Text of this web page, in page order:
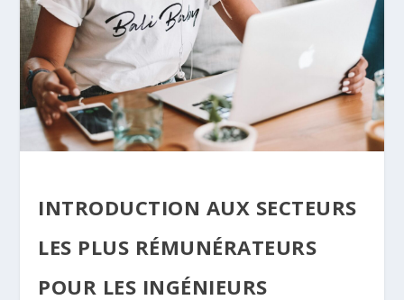
INTRODUCTION AUX SECTEURS
LES PLUS RÉMUNÉRATEURS
POUR LES INGÉNIEURS